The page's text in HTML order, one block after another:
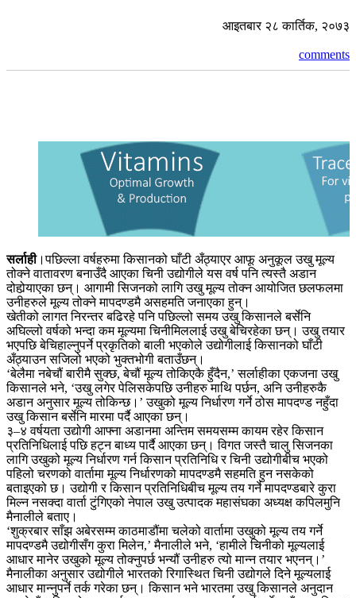
आइतबार २८ कार्तिक, २०७३
comments
सर्लाही।पछिल्ला वर्षहरुमा किसानको घाँटी अँठ्याएर आफू अनुकूल उखु मूल्य
तोक्ने वातावरण बनाउँदै आएका चिनी उद्योगीले यस वर्ष पनि त्यस्तै अडान
दोहोर्‍याएका छन्। आगामी सिजनको लागि उखु मूल्य तोक्न आयोजित छलफलमा
उनीहरुले मूल्य तोक्ने मापदण्डमै असहमति जनाएका हुन्।
खेतीको लागत निरन्तर बढिरहे पनि पछिल्लो समय उखु किसानले बर्सेनि
अघिल्लो वर्षको भन्दा कम मूल्यमा चिनीमिललाई उखु बेचिरहेका छन्। उखु तयार
भएपछि बेचिहाल्नुपर्ने प्रकृतिको बाली भएकोले उद्योगीलाई किसानको घाँटी
अँठ्याउन सजिलो भएको भुक्तभोगी बताउँछन्।
‘बेलैमा नबेचौं बारीमै सुक्छ, बेचौं मूल्य तोकिएकै हुँदैन,’ सर्लाहीका एकजना उखु
किसानले भने, ‘उखु लगेर पेलिसकेपछि उनीहरु माथि पर्छन, अनि उनीहरुकै
अडान अनुसार मूल्य तोकिन्छ।’ उखुको मूल्य निर्धारण गर्ने ठोस मापदण्ड नहुँदा
उखु किसान बर्सेनि मारमा पर्दै आएका छन्।
३–४ वर्षयता उद्योगी आफ्ना अडानमा अन्तिम समयसम्म कायम रहेर किसान
प्रतिनिधिलाई पछि हट्न बाध्य पार्दै आएका छन्। विगत जस्तै चालु सिजनका
लागि उखुको मूल्य निर्धारण गर्न किसान प्रतिनिधि र चिनी उद्योगीबीच भएको
पहिलो चरणको वार्तामा मूल्य निर्धारणको मापदण्डमै सहमति हुन नसकेको
बताइएको छ। उद्योगी र किसान प्रतिनिधिबीच मूल्य तय गर्ने मापदण्डबारे कुरा
मिल्न नसक्दा वार्ता टुंगिएको नेपाल उखु उत्पादक महासंघका अध्यक्ष कपिलमुनि
मैनालीले बताए।
‘शुक्रबार साँझ अबेरसम्म काठमाडौंमा चलेको वार्तामा उखुको मूल्य तय गर्ने
मापदण्डमै उद्योगीसँग कुरा मिलेन,’ मैनालीले भने, ‘हामीले चिनीको मूल्यलाई
आधार मानेर उखुको मूल्य तोक्नुपर्छ भन्यौं उनीहरु त्यो मान्न तयार भएनन्।’
मैनालीका अनुसार उद्योगीले भारतको रिगास्थित चिनी उद्योगले दिने मूल्यलाई
आधार मान्नुपर्ने तर्क गरेका छन्। किसान भने भारतमा उखु किसानले अनुदान